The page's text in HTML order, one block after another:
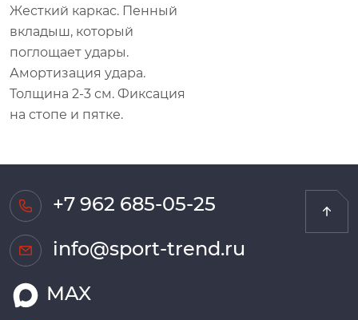
Жесткий каркас. Пенный
вкладыш, который
поглощает удары.
Амортизация удара.
Толщина 2-3 см. Фиксация
на стопе и пятке.
+7 962 685-05-25
info@sport-trend.ru
MAX